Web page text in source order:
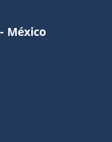
México